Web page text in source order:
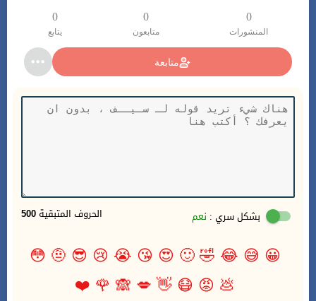
0
المنشورات
0
متابعون
0
يتابع
متابعة
500 الحروف المتبقية بشكل سري : نعم
😀
😅
😂
🤣
🙂
😍
😘
😭
😢
😎
🤨
😳
💩
😡
😷
👋
💋
🙈
🌹
❤️